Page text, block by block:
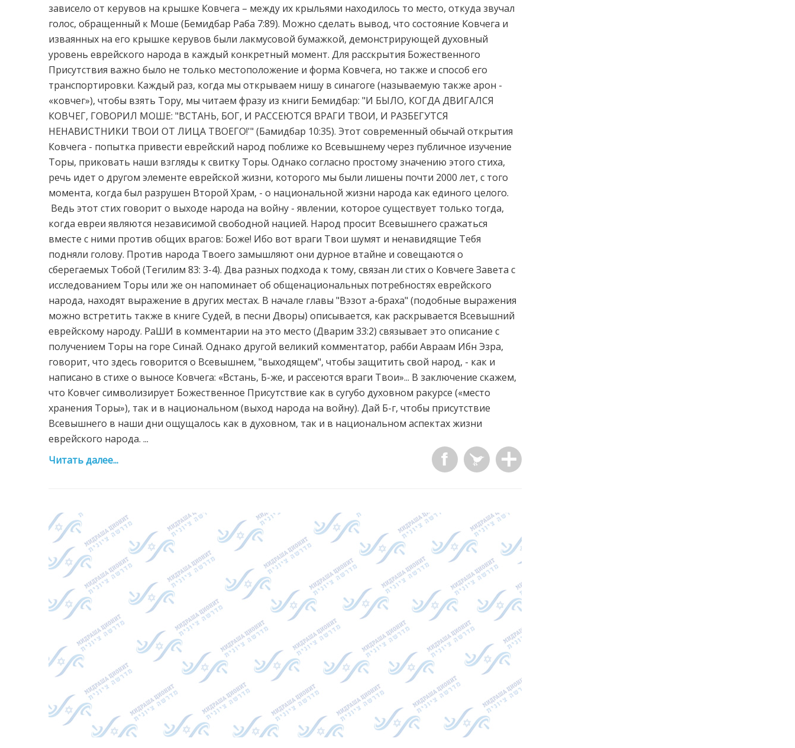
зависело от керувов на крышке Ковчега – между их крыльями находилось то место, откуда звучал
голос, обращенный к Моше (Бемидбар Раба 7:89). Можно сделать вывод, что состояние Ковчега и
изваянных на его крышке керувов были лакмусовой бумажкой, демонстрирующей духовный
уровень еврейского народа в каждый конкретный момент. Для расскрытия Божественного
Присутствия важно было не только местоположение и форма Ковчега, но также и способ его
транспортировки. Каждый раз, когда мы открываем нишу в синагоге (называемую также арон -
«ковчег»), чтобы взять Тору, мы читаем фразу из книги Бемидбар: "И БЫЛО, КОГДА ДВИГАЛСЯ
КОВЧЕГ, ГОВОРИЛ МОШЕ: "ВСТАНЬ, БОГ, И РАССЕЮТСЯ ВРАГИ ТВОИ, И РАЗБЕГУТСЯ
НЕНАВИСТНИКИ ТВОИ ОТ ЛИЦА ТВОЕГО!'" (Бамидбар 10:35). Этот современный обычай открытия
Ковчега - попытка привести еврейский народ поближе ко Всевышнему через публичное изучение
Торы, приковать наши взгляды к свитку Торы. Однако согласно простому значению этого стиха,
речь идет о другом элементе еврейской жизни, которого мы были лишены почти 2000 лет, с того
момента, когда был разрушен Второй Храм, - о национальной жизни народа как единого целого.
Ведь этот стих говорит о выходе народа на войну - явлении, которое существует только тогда,
когда евреи являются независимой свободной нацией. Народ просит Всевышнего сражаться
вместе с ними против общих врагов: Боже! Ибо вот враги Твои шумят и ненавидящие Тебя
подняли голову. Против народа Твоего замышляют они дурное втайне и совещаются о
сберегаемых Тобой (Teгилим 83: 3-4). Два разных подхода к тому, связан ли стих о Ковчеге Завета с
исследованием Торы или же он напоминает об общенациональных потребностях еврейского
народа, находят выражение в других местах. В начале главы "Вэзот а-браха" (подобные выражения
можно встретить также в книге Судей, в песни Дворы) описывается, как раскрывается Всевышний
еврейскому народу. РаШИ в комментарии на это место (Дварим 33:2) связывает это описание с
получением Торы на горе Синай. Однако другой великий комментатор, рабби Авраам Ибн Эзра,
говорит, что здесь говорится о Всевышнем, "выходящем", чтобы защитить свой народ, - как и
написано в стихе о выносе Ковчега: «Встань, Б-же, и рассеются враги Твои»... В заключение скажем,
что Ковчег символизирует Божественное Присутствие как в сугубо духовном ракурсе («место
хранения Торы»), так и в национальном (выход народа на войну). Дай Б-г, чтобы присутствие
Всевышнего в наши дни ощущалось как в духовном, так и в национальном аспектах жизни
еврейского народа. ...
Читать далее...